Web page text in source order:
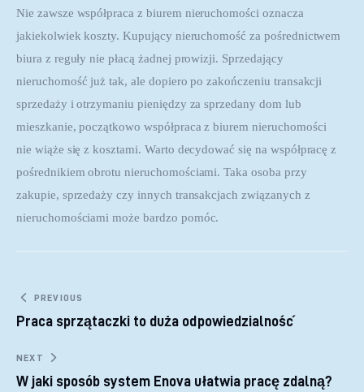
Nie zawsze współpraca z biurem nieruchomości oznacza
jakiekolwiek koszty. Kupujący nieruchomość za pośrednictwem
biura z reguły nie płacą żadnej prowizji. Sprzedający
nieruchomość już tak, ale dopiero po zakończeniu transakcji
sprzedaży i otrzymaniu pieniędzy za sprzedany dom lub
mieszkanie, początkowo współpraca z biurem nieruchomości
nie wiąże się z kosztami. Warto decydować się na współpracę z
pośrednikiem obrotu nieruchomościami. Taka osoba przy
zakupie, sprzedaży czy innych transakcjach związanych z
nieruchomościami może bardzo pomóc.
Nawigacja wpisu
PREVIOUS
Praca sprzątaczki to duża odpowiedzialność
NEXT
W jaki sposób system Enova ułatwia pracę zdalną?